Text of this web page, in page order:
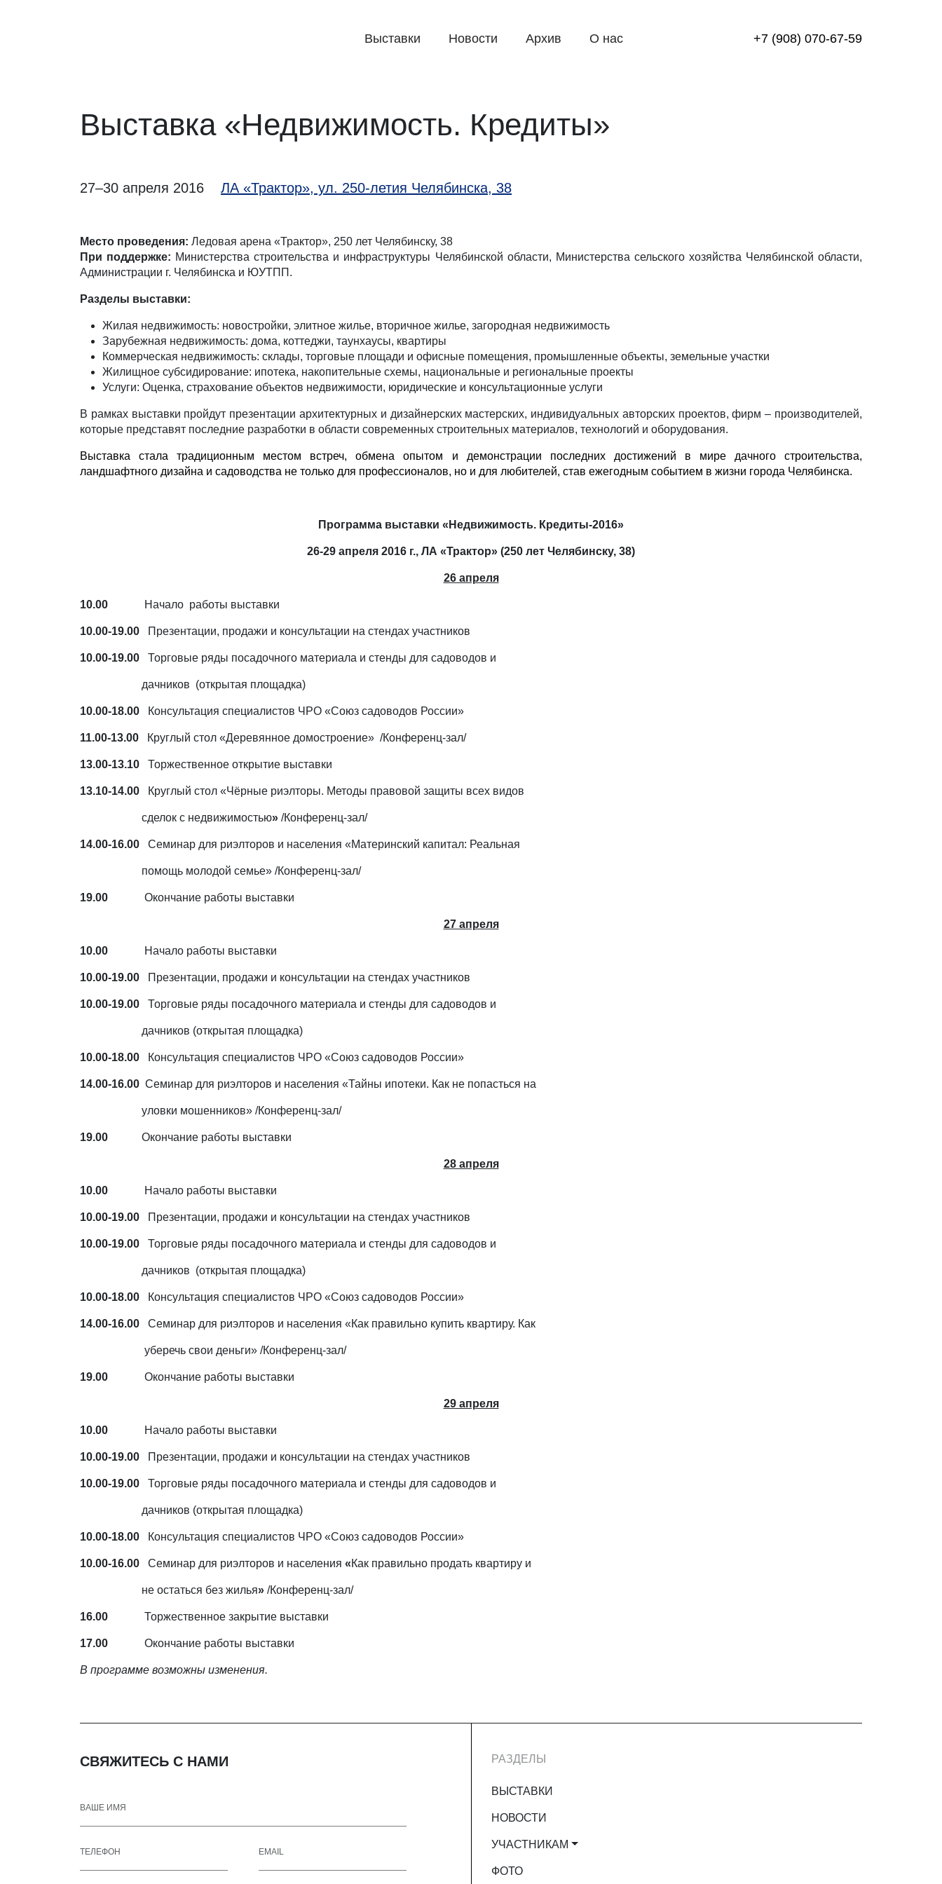
Выставки Новости Архив О нас +7 (908) 070-67-59
Выставка «Недвижимость. Кредиты»
27–30 апреля 2016 ЛА «Трактор», ул. 250-летия Челябинска, 38
Место проведения: Ледовая арена «Трактор», 250 лет Челябинску, 38
При поддержке: Министерства строительства и инфраструктуры Челябинской области, Министерства сельского хозяйства Челябинской области,
Администрации г. Челябинска и ЮУТПП.
Разделы выставки:
Жилая недвижимость: новостройки, элитное жилье, вторичное жилье, загородная недвижимость
Зарубежная недвижимость: дома, коттеджи, таунхаусы, квартиры
Коммерческая недвижимость: склады, торговые площади и офисные помещения, промышленные объекты, земельные участки
Жилищное субсидирование: ипотека, накопительные схемы, национальные и региональные проекты
Услуги: Оценка, страхование объектов недвижимости, юридические и консультационные услуги
В рамках выставки пройдут презентации архитектурных и дизайнерских мастерских, индивидуальных авторских проектов, фирм – производителей,
которые представят последние разработки в области современных строительных материалов, технологий и оборудования.
Выставка стала традиционным местом встреч, обмена опытом и демонстрации последних достижений в мире дачного строительства,
ландшафтного дизайна и садоводства не только для профессионалов, но и для любителей, став ежегодным событием в жизни города Челябинска.
Программа выставки «Недвижимость. Кредиты-2016»
26-29 апреля 2016 г., ЛА «Трактор» (250 лет Челябинску, 38)
26 апреля
10.00 Начало работы выставки
10.00-19.00 Презентации, продажи и консультации на стендах участников
10.00-19.00 Торговые ряды посадочного материала и стенды для садоводов и
дачников (открытая площадка)
10.00-18.00 Консультация специалистов ЧРО «Союз садоводов России»
11.00-13.00 Круглый стол «Деревянное домостроение» /Конференц-зал/
13.00-13.10 Торжественное открытие выставки
13.10-14.00 Круглый стол «Чёрные риэлторы. Методы правовой защиты всех видов
сделок с недвижимостью» /Конференц-зал/
14.00-16.00 Семинар для риэлторов и населения «Материнский капитал: Реальная
помощь молодой семье» /Конференц-зал/
19.00 Окончание работы выставки
27 апреля
10.00 Начало работы выставки
10.00-19.00 Презентации, продажи и консультации на стендах участников
10.00-19.00 Торговые ряды посадочного материала и стенды для садоводов и
дачников (открытая площадка)
10.00-18.00 Консультация специалистов ЧРО «Союз садоводов России»
14.00-16.00 Семинар для риэлторов и населения «Тайны ипотеки. Как не попасться на
уловки мошенников» /Конференц-зал/
19.00 Окончание работы выставки
28 апреля
10.00 Начало работы выставки
10.00-19.00 Презентации, продажи и консультации на стендах участников
10.00-19.00 Торговые ряды посадочного материала и стенды для садоводов и
дачников (открытая площадка)
10.00-18.00 Консультация специалистов ЧРО «Союз садоводов России»
14.00-16.00 Семинар для риэлторов и населения «Как правильно купить квартиру. Как
уберечь свои деньги» /Конференц-зал/
19.00 Окончание работы выставки
29 апреля
10.00 Начало работы выставки
10.00-19.00 Презентации, продажи и консультации на стендах участников
10.00-19.00 Торговые ряды посадочного материала и стенды для садоводов и
дачников (открытая площадка)
10.00-18.00 Консультация специалистов ЧРО «Союз садоводов России»
10.00-16.00 Семинар для риэлторов и населения «Как правильно продать квартиру и
не остаться без жилья» /Конференц-зал/
16.00 Торжественное закрытие выставки
17.00 Окончание работы выставки
В программе возможны изменения.
СВЯЖИТЕСЬ С НАМИ РАЗДЕЛЫ
ВЫСТАВКИ
НОВОСТИ
УЧАСТНИКАМ
ФОТО